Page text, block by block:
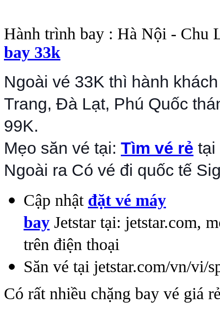
Hành trình bay : Hà Nội - Chu
bay 33k
Ngoài vé 33K thì hành
Trang, Đà Lạt, Phú Quốc
99K.
Mẹo săn vé tại: Tìm vé rẻ tại
Ngoài ra Có vé đi quốc tế
Cập nhật đặt vé máy
bay Jetstar tại: jetstar.com,
trên điện thoại
Săn vé tại jetstar.com/vn/vi/
Có rất nhiều chặng bay vé giá